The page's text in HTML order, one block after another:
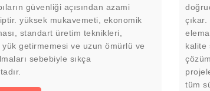
güvenliği açısından azami
yüksek mukavemeti, ekonomik
standart üretim teknikleri,
getirmemesi ve uzun ömürlü ve
sebebiyle sıkça
kalite
tüm